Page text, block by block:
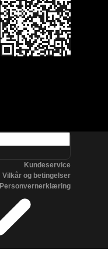
Kundeservice
Vilkår og betingelser
Personvernerklæring